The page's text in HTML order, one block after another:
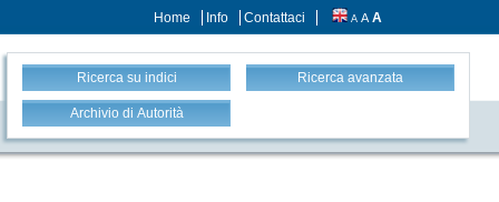
Home Info Contattaci A A A
Ricerca su indici Ricerca avanzata
Archivio di Autorità